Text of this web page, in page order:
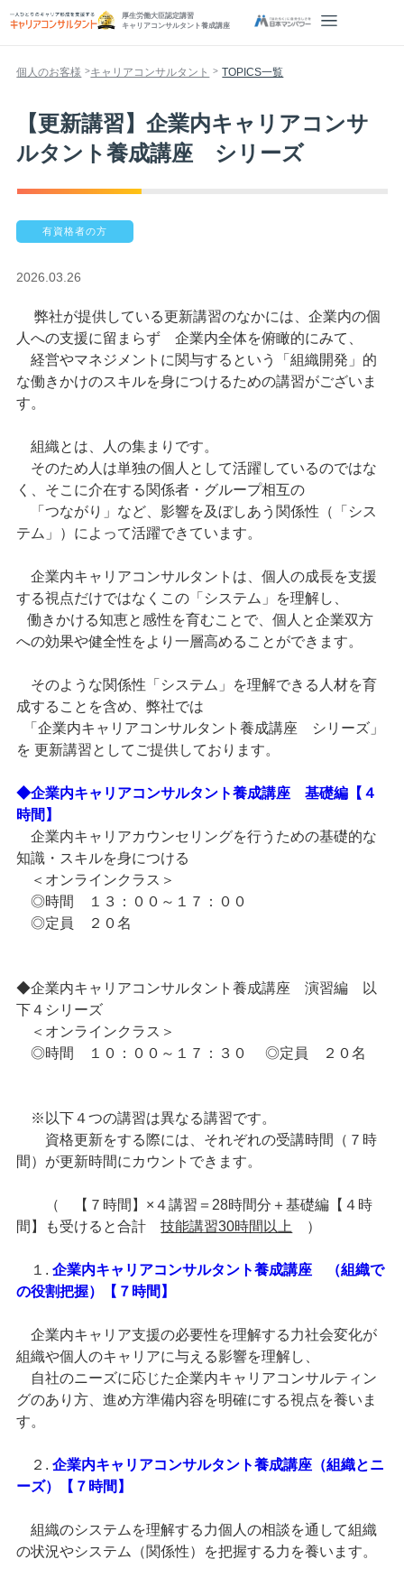
厚生労働大臣認定講習
キャリアコンサルタント養成講座
個人のお客様 キャリアコンサルタント TOPICS一覧
【更新講習】企業内キャリアコンサ
ルタント養成講座 シリーズ
有資格者の方
2026.03.26
弊社が提供している更新講習のなかには、企業内の個
人への支援に留まらず 企業内全体を俯瞰的にみて、
経営やマネジメントに関与するという「組織開発」的
な働きかけのスキルを身につけるための講習がございま
す。
組織とは、人の集まりです。
そのため人は単独の個人として活躍しているのではな
く、そこに介在する関係者・グループ相互の
「つながり」など、影響を及ぼしあう関係性（「シス
テム」）によって活躍できています。
企業内キャリアコンサルタントは、個人の成長を支援
する視点だけではなくこの「システム」を理解し、
働きかける知恵と感性を育むことで、個人と企業双方
への効果や健全性をより一層高めることができます。
そのような関係性「システム」を理解できる人材を育
成することを含め、弊社では
「企業内キャリアコンサルタント養成講座 シリーズ」
を 更新講習としてご提供しております。
◆企業内キャリアコンサルタント養成講座 基礎編【４
時間】
企業内キャリアカウンセリングを行うための基礎的な
知識・スキルを身につける
＜オンラインクラス＞
◎時間 １３：００～１７：００
◎定員 ２０名
◆企業内キャリアコンサルタント養成講座 演習編 以
下４シリーズ
＜オンラインクラス＞
◎時間 １０：００～１７：３０ ◎定員 ２０名
※以下４つの講習は異なる講習です。
資格更新をする際には、それぞれの受講時間（７時
間）が更新時間にカウントできます。
（ 【７時間】×４講習＝28時間分＋基礎編【４時
間】も受けると合計技能講習30時間以上 ）
１. 企業内キャリアコンサルタント養成講座 （組織で
の役割把握）【７時間】
企業内キャリア支援の必要性を理解する力社会変化が
組織や個人のキャリアに与える影響を理解し、
自社のニーズに応じた企業内キャリアコンサルティン
グのあり方、進め方準備内容を明確にする視点を養いま
す。
２. 企業内キャリアコンサルタント養成講座（組織とニ
ーズ）【７時間】
組織のシステムを理解する力個人の相談を通して組織
の状況やシステム（関係性）を把握する力を養います。